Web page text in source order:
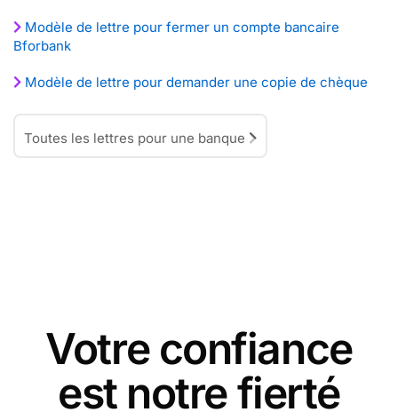
Modèle de lettre pour fermer un compte bancaire
Bforbank
Modèle de lettre pour demander une copie de chèque
Toutes les lettres pour une banque
Votre confiance
est notre fierté